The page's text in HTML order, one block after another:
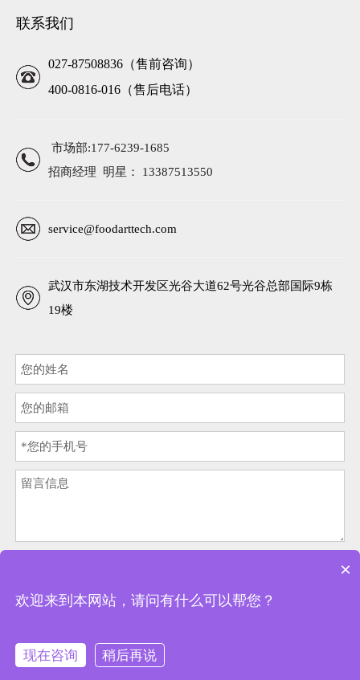
联系我们
027-87508836（售前咨询）
400-0816-016（售后电话）
市场部:177-6239-1685
招商经理 明星： 13387513550
service@foodarttech.com
武汉市东湖技术开发区光谷大道62号光谷总部国际9栋
19楼
本页关键词：食品喷花机，食品喷花解决方案，高速食品喷花机，工业食品喷
×
欢迎来到本网站，请问有什么可以帮您？
现在咨询 稍后再说